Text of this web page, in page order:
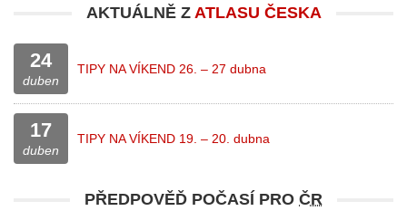
AKTUÁLNĚ Z ATLASU ČESKA
24
duben
TIPY NA VÍKEND 26. – 27 dubna
17
duben
TIPY NA VÍKEND 19. – 20. dubna
PŘEDPOVĚĎ POČASÍ PRO ČR